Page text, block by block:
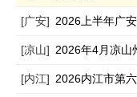
[广安]
[凉山]
[内江]